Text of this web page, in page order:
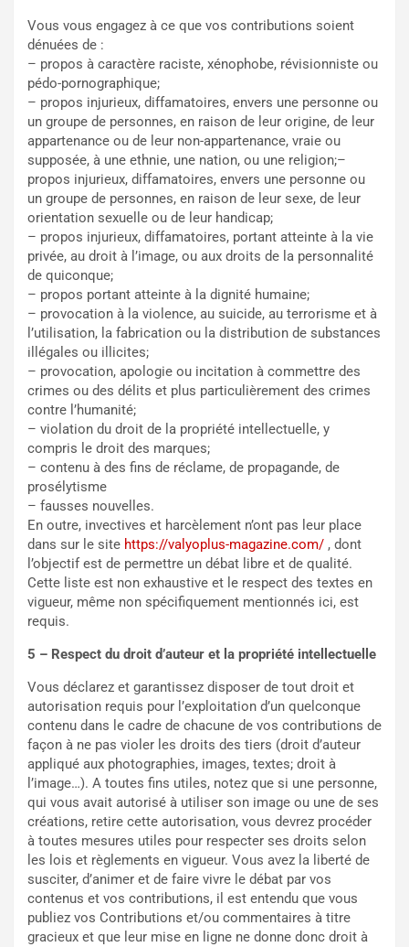
Vous vous engagez à ce que vos contributions soient
dénuées de :
– propos à caractère raciste, xénophobe, révisionniste ou
pédo-pornographique;
– propos injurieux, diffamatoires, envers une personne ou
un groupe de personnes, en raison de leur origine, de leur
appartenance ou de leur non-appartenance, vraie ou
supposée, à une ethnie, une nation, ou une religion;–
propos injurieux, diffamatoires, envers une personne ou
un groupe de personnes, en raison de leur sexe, de leur
orientation sexuelle ou de leur handicap;
– propos injurieux, diffamatoires, portant atteinte à la vie
privée, au droit à l’image, ou aux droits de la personnalité
de quiconque;
– propos portant atteinte à la dignité humaine;
– provocation à la violence, au suicide, au terrorisme et à
l’utilisation, la fabrication ou la distribution de substances
illégales ou illicites;
– provocation, apologie ou incitation à commettre des
crimes ou des délits et plus particulièrement des crimes
contre l’humanité;
– violation du droit de la propriété intellectuelle, y
compris le droit des marques;
– contenu à des fins de réclame, de propagande, de
prosélytisme
– fausses nouvelles.
En outre, invectives et harcèlement n’ont pas leur place
dans sur le site https://valyoplus-magazine.com/ , dont
l’objectif est de permettre un débat libre et de qualité.
Cette liste est non exhaustive et le respect des textes en
vigueur, même non spécifiquement mentionnés ici, est
requis.
5 – Respect du droit d’auteur et la propriété intellectuelle
Vous déclarez et garantissez disposer de tout droit et
autorisation requis pour l’exploitation d’un quelconque
contenu dans le cadre de chacune de vos contributions de
façon à ne pas violer les droits des tiers (droit d’auteur
appliqué aux photographies, images, textes; droit à
l’image…). A toutes fins utiles, notez que si une personne,
qui vous avait autorisé à utiliser son image ou une de ses
créations, retire cette autorisation, vous devrez procéder
à toutes mesures utiles pour respecter ses droits selon
les lois et règlements en vigueur. Vous avez la liberté de
susciter, d’animer et de faire vivre le débat par vos
contenus et vos contributions, il est entendu que vous
publiez vos Contributions et/ou commentaires à titre
gracieux et que leur mise en ligne ne donne donc droit à